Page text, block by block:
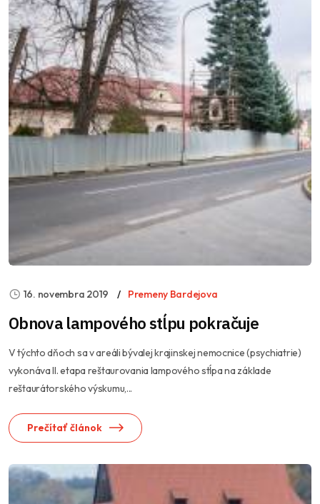
16. novembra 2019 Premeny Bardejova
Obnova lampového stĺpu pokračuje
V týchto dňoch sa v areáli bývalej krajinskej nemocnice (psychiatrie)
vykonáva II. etapa reštaurovania lampového stĺpa na základe
reštaurátorského výskumu,...
Prečítať článok